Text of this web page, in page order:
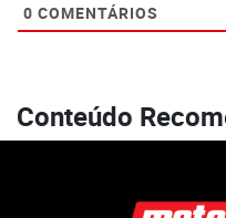
0 COMENTÁRIOS
Conteúdo